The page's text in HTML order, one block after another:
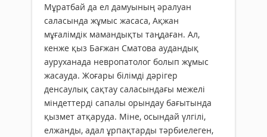
Мұратбай да ел дамуының әралуан
саласында жұмыс жасаса, Ақжан
мұғалімдік мамандықты таңдаған. Ал,
кенже қыз Бағжан Сматова аудандық
ауруханада невропатолог болып жұмыс
жасауда. Жоғары білімді дәрігер
денсаулық сақтау саласындағы межелі
міндеттерді сапалы орындау бағытында
қызмет атқаруда. Міне, осындай үлгілі,
елжанды, адал ұрпақтарды тәрбиелеген,